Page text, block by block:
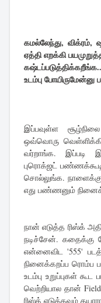
கமல்லேந்து,
ஏத்தி எறக்கி
உடம்பு
இப்பவுள்ள
ஒவ்வொரு
வர்றாங்க. இப்படி
புரொக்ஜட்
சொல்லுங்க. நாளைக்கு
எது பண்ணனும்
நான் எடுத்த ரிஸ்க்
நடிச்சேன். கதைக்கு
என்னைவிட '555'
நினைக்கறப்ப ரொம்ப
உடம்பு உறுப்புகள்
வெற்றியால தான்
ரிஸ்க் எடுக்கவும்